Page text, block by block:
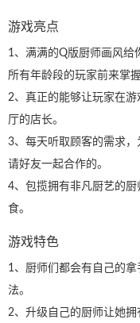
游戏亮点
1、满满的Q版厨师画风给
所有年龄段的玩家前来掌握
2、真正的能够让玩家在
厅的店长。
3、每天听取顾客的需求
请好友一起合作的。
4、包揽拥有非凡厨艺的
食。
游戏特色
1、厨师们都会有自己的
法。
2、升级自己的厨师让她